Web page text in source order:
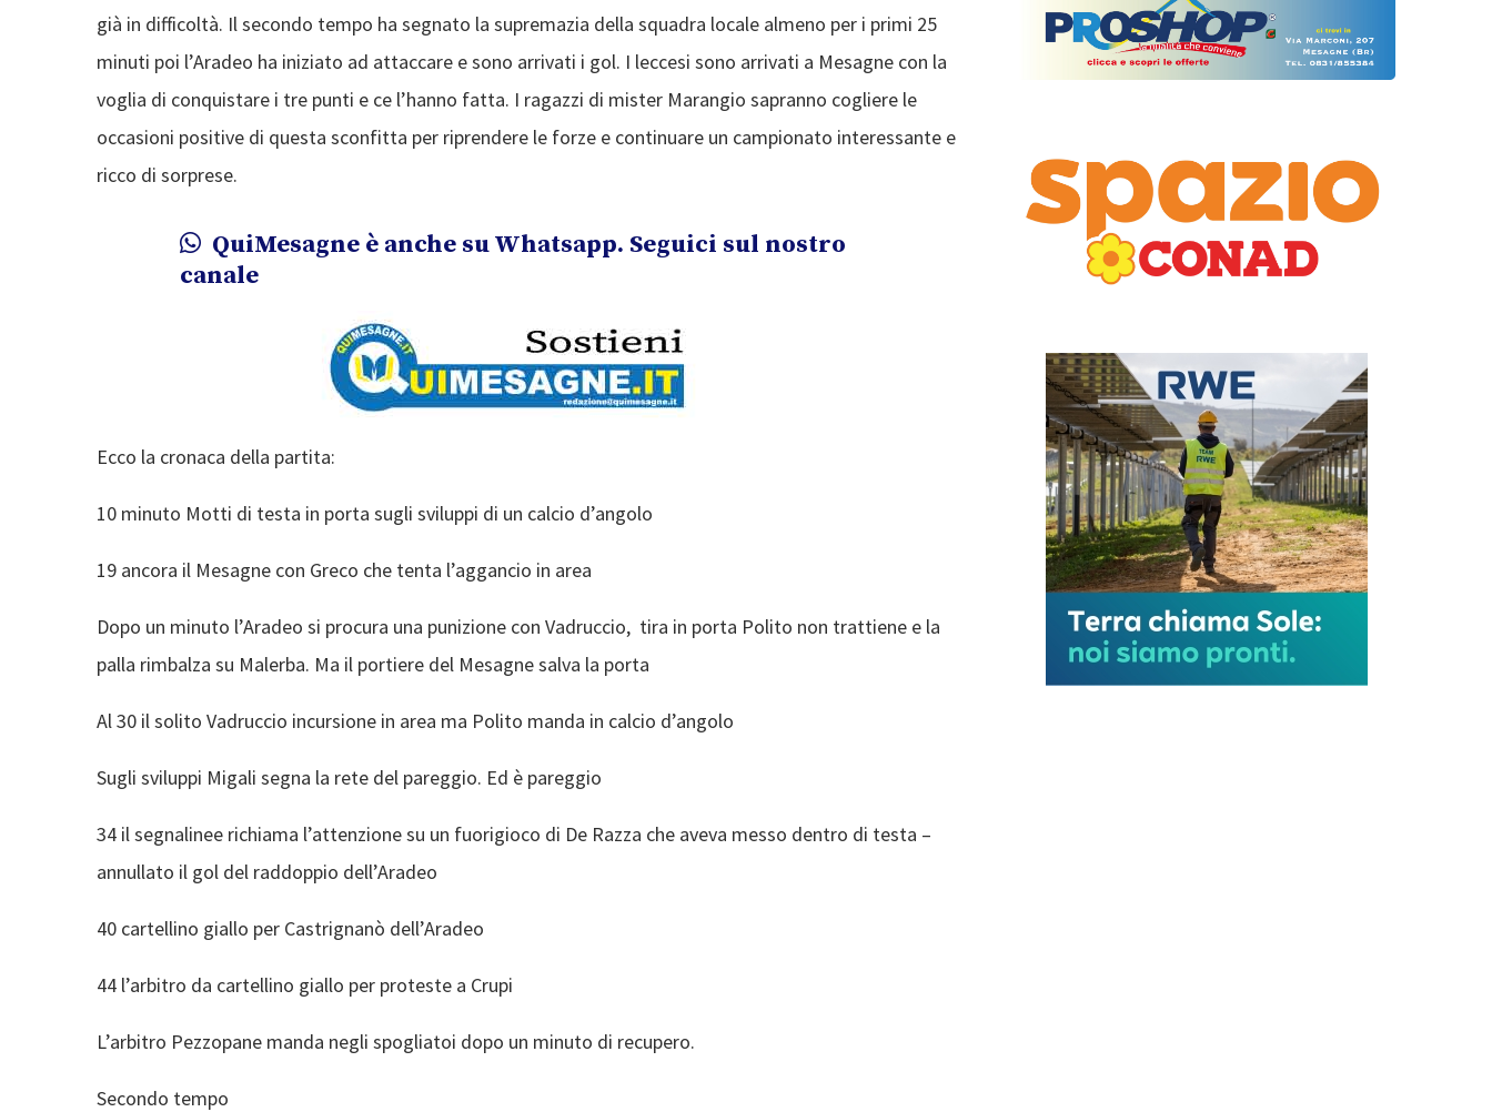
già in difficoltà. Il secondo tempo ha segnato la supremazia della squadra locale almeno per i primi 25
minuti poi l’Aradeo ha iniziato ad attaccare e sono arrivati i gol. I leccesi sono arrivati a Mesagne con la
voglia di conquistare i tre punti e ce l’hanno fatta. I ragazzi di mister Marangio sapranno cogliere le
occasioni positive di questa sconfitta per riprendere le forze e continuare un campionato interessante e
ricco di sorprese.
QuiMesagne è anche su Whatsapp. Seguici sul nostro
canale
Ecco la cronaca della partita:
10 minuto Motti di testa in porta sugli sviluppi di un calcio d’angolo
19 ancora il Mesagne con Greco che tenta l’aggancio in area
Dopo un minuto l’Aradeo si procura una punizione con Vadruccio, tira in porta Polito non trattiene e la
palla rimbalza su Malerba. Ma il portiere del Mesagne salva la porta
Al 30 il solito Vadruccio incursione in area ma Polito manda in calcio d’angolo
Sugli sviluppi Migali segna la rete del pareggio. Ed è pareggio
34 il segnalinee richiama l’attenzione su un fuorigioco di De Razza che aveva messo dentro di testa –
annullato il gol del raddoppio dell’Aradeo
40 cartellino giallo per Castrignanò dell’Aradeo
44 l’arbitro da cartellino giallo per proteste a Crupi
L’arbitro Pezzopane manda negli spogliatoi dopo un minuto di recupero.
Secondo tempo